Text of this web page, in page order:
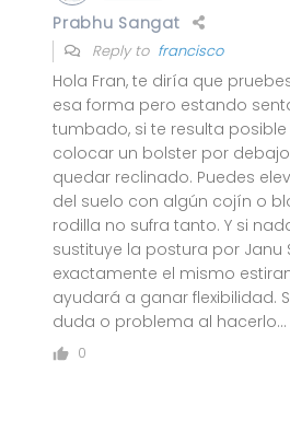
Prabhu Sangat
Reply to francisco
Hola Fran, te diría que
esa forma pero estando
tumbado, si te resulta
colocar un bolster por
quedar reclinado. Puedes
del suelo con algún cojín o
rodilla no sufra tanto. Y si
sustituye la postura por Janu
exactamente el mismo
ayudará a ganar flexibilidad.
duda o problema al hacerlo…
0